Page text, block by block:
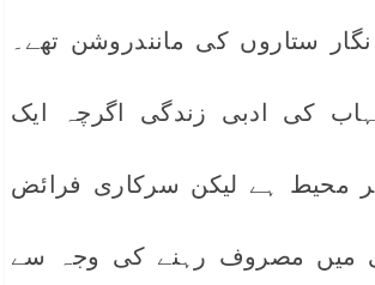
ستاروں کی مانندروشن تھے۔
کی ادبی زندگی اگرچہ ایک
محیط ہے لیکن سرکاری فرائض
میں مصروف رہنے کی وجہ سے